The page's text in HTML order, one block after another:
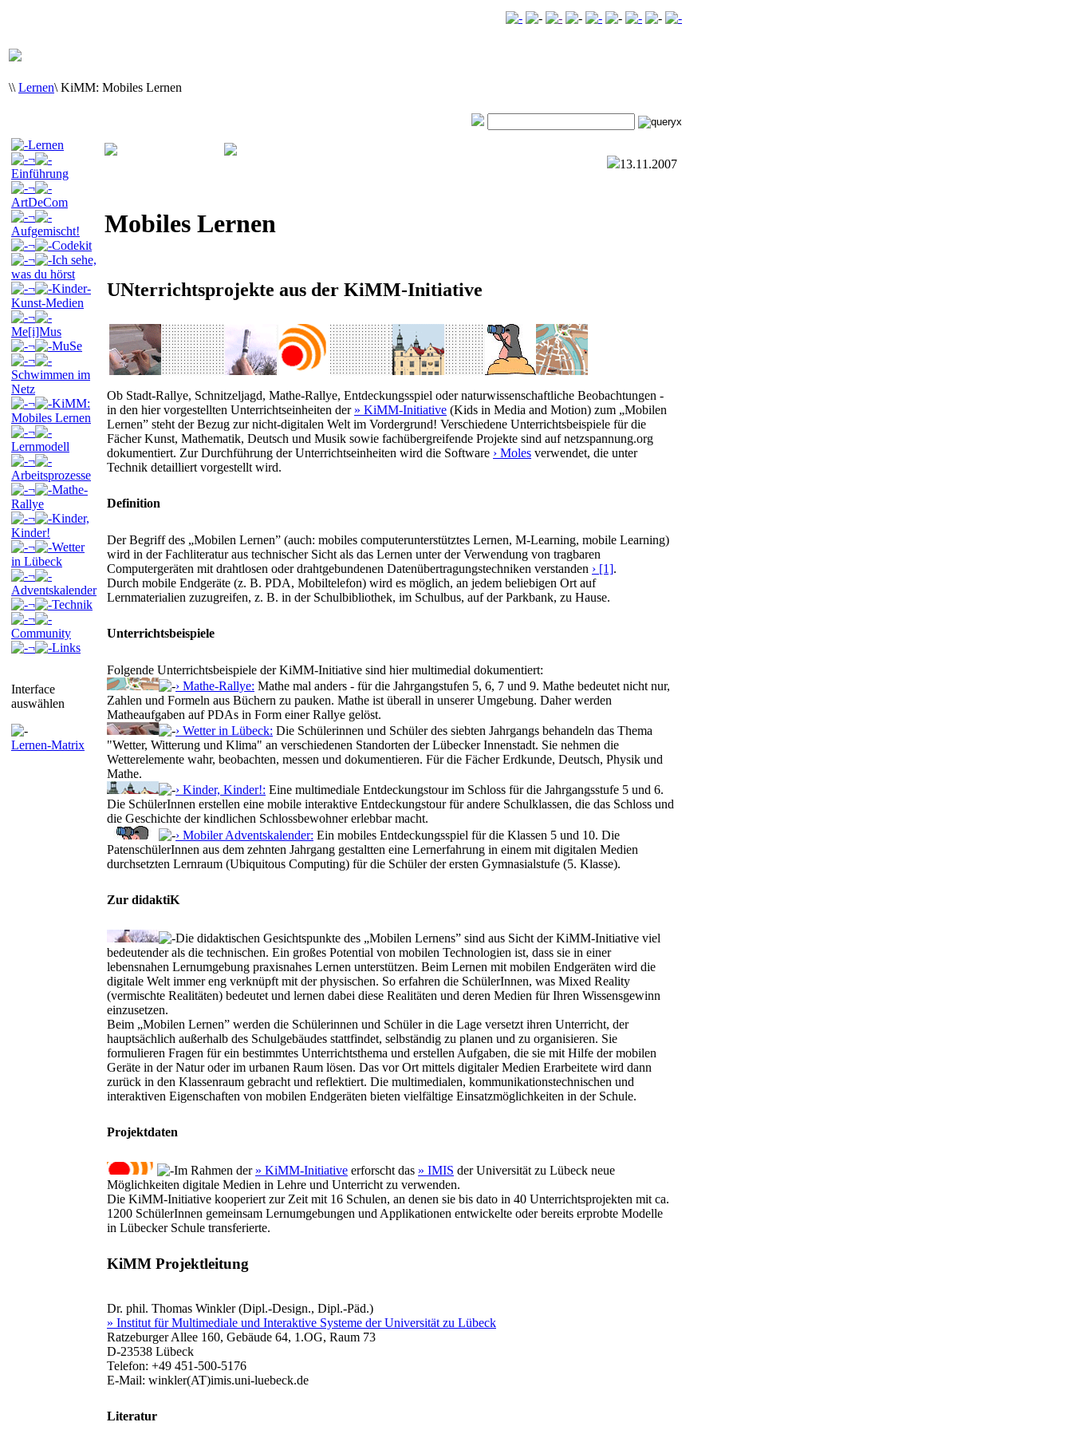
\\ Lernen\ KiMM: Mobiles Lernen
Lernen
¬
Einführung
¬
ArtDeCom
¬
Aufgemischt!
¬
Codekit
¬
Ich sehe,
was du hörst
¬
Kinder-
Kunst-Medien
¬
Me[i]Mus
¬
MuSe
¬
Schwimmen im
Netz
¬
KiMM:
Mobiles Lernen
¬
Lernmodell
¬
Arbeitsprozesse
¬
Mathe-
Rallye
¬
Kinder,
Kinder!
¬
Wetter
in Lübeck
¬
Adventskalender
¬
Technik
¬
Community
¬
Links
Interface
auswählen
Lernen-Matrix
13.11.2007
Mobiles Lernen
UNterrichtsprojekte aus der KiMM-Initiative
Ob Stadt-Rallye, Schnitzeljagd, Mathe-Rallye, Entdeckungsspiel oder naturwissenschaftliche Beobachtungen -
in den hier vorgestellten Unterrichtseinheiten der » KiMM-Initiative (Kids in Media and Motion) zum „Mobilen
Lernen” steht der Bezug zur nicht-digitalen Welt im Vordergrund! Verschiedene Unterrichtsbeispiele für die
Fächer Kunst, Mathematik, Deutsch und Musik sowie fachübergreifende Projekte sind auf netzspannung.org
dokumentiert. Zur Durchführung der Unterrichtseinheiten wird die Software › Moles verwendet, die unter
Technik detailliert vorgestellt wird.
Definition
Der Begriff des „Mobilen Lernen” (auch: mobiles computerunterstütztes Lernen, M-Learning, mobile Learning)
wird in der Fachliteratur aus technischer Sicht als das Lernen unter der Verwendung von tragbaren
Computergeräten mit drahtlosen oder drahtgebundenen Datenübertragungstechniken verstanden › [1].
Durch mobile Endgeräte (z. B. PDA, Mobiltelefon) wird es möglich, an jedem beliebigen Ort auf
Lernmaterialien zuzugreifen, z. B. in der Schulbibliothek, im Schulbus, auf der Parkbank, zu Hause.
Unterrichtsbeispiele
Folgende Unterrichtsbeispiele der KiMM-Initiative sind hier multimedial dokumentiert:
› Mathe-Rallye: Mathe mal anders - für die Jahrgangstufen 5, 6, 7 und 9. Mathe bedeutet nicht nur,
Zahlen und Formeln aus Büchern zu pauken. Mathe ist überall in unserer Umgebung. Daher werden
Matheaufgaben auf PDAs in Form einer Rallye gelöst.
› Wetter in Lübeck: Die Schülerinnen und Schüler des siebten Jahrgangs behandeln das Thema
"Wetter, Witterung und Klima" an verschiedenen Standorten der Lübecker Innenstadt. Sie nehmen die
Wetterelemente wahr, beobachten, messen und dokumentieren. Für die Fächer Erdkunde, Deutsch, Physik und
Mathe.
› Kinder, Kinder!: Eine multimediale Entdeckungstour im Schloss für die Jahrgangsstufe 5 und 6.
Die SchülerInnen erstellen eine mobile interaktive Entdeckungstour für andere Schulklassen, die das Schloss und
die Geschichte der kindlichen Schlossbewohner erlebbar macht.
› Mobiler Adventskalender: Ein mobiles Entdeckungsspiel für die Klassen 5 und 10. Die
PatenschülerInnen aus dem zehnten Jahrgang gestaltten eine Lernerfahrung in einem mit digitalen Medien
durchsetzten Lernraum (Ubiquitous Computing) für die Schüler der ersten Gymnasialstufe (5. Klasse).
Zur didaktiK
Die didaktischen Gesichtspunkte des „Mobilen Lernens” sind aus Sicht der KiMM-Initiative viel
bedeutender als die technischen. Ein großes Potential von mobilen Technologien ist, dass sie in einer
lebensnahen Lernumgebung praxisnahes Lernen unterstützen. Beim Lernen mit mobilen Endgeräten wird die
digitale Welt immer eng verknüpft mit der physischen. So erfahren die SchülerInnen, was Mixed Reality
(vermischte Realitäten) bedeutet und lernen dabei diese Realitäten und deren Medien für Ihren Wissensgewinn
einzusetzen.
Beim „Mobilen Lernen” werden die Schülerinnen und Schüler in die Lage versetzt ihren Unterricht, der
hauptsächlich außerhalb des Schulgebäudes stattfindet, selbständig zu planen und zu organisieren. Sie
formulieren Fragen für ein bestimmtes Unterrichtsthema und erstellen Aufgaben, die sie mit Hilfe der mobilen
Geräte in der Natur oder im urbanen Raum lösen. Das vor Ort mittels digitaler Medien Erarbeitete wird dann
zurück in den Klassenraum gebracht und reflektiert. Die multimedialen, kommunikationstechnischen und
interaktiven Eigenschaften von mobilen Endgeräten bieten vielfältige Einsatzmöglichkeiten in der Schule.
Projektdaten
Im Rahmen der » KiMM-Initiative erforscht das » IMIS der Universität zu Lübeck neue
Möglichkeiten digitale Medien in Lehre und Unterricht zu verwenden.
Die KiMM-Initiative kooperiert zur Zeit mit 16 Schulen, an denen sie bis dato in 40 Unterrichtsprojekten mit ca.
1200 SchülerInnen gemeinsam Lernumgebungen und Applikationen entwickelte oder bereits erprobte Modelle
in Lübecker Schule transferierte.
KiMM Projektleitung
Dr. phil. Thomas Winkler (Dipl.-Design., Dipl.-Päd.)
» Institut für Multimediale und Interaktive Systeme der Universität zu Lübeck
Ratzeburger Allee 160, Gebäude 64, 1.OG, Raum 73
D-23538 Lübeck
Telefon: +49 451-500-5176
E-Mail: winkler(AT)imis.uni-luebeck.de
Literatur